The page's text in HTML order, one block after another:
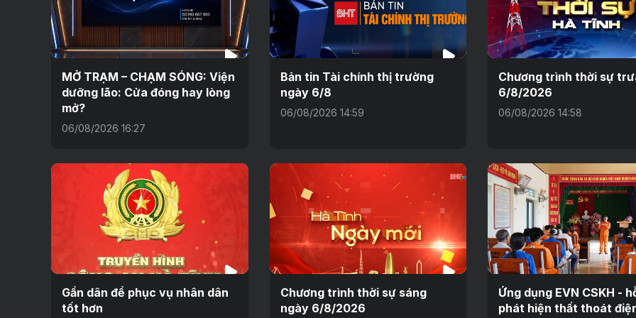
MỞ TRẠM – CHẠM SÓNG: Viện
dưỡng lão: Cửa đóng hay lòng
mở?
06/08/2026 16:27
Bản tin Tài chính thị trường
ngày 6/8
06/08/2026 14:59
Chương trình thời sự
6/8/2026
06/08/2026 14:58
Gần dân để phục vụ nhân dân
tốt hơn
Chương trình thời sự sáng
ngày 6/8/2026
Ứng dụng EVN CSKH -
phát hiện thất thoát